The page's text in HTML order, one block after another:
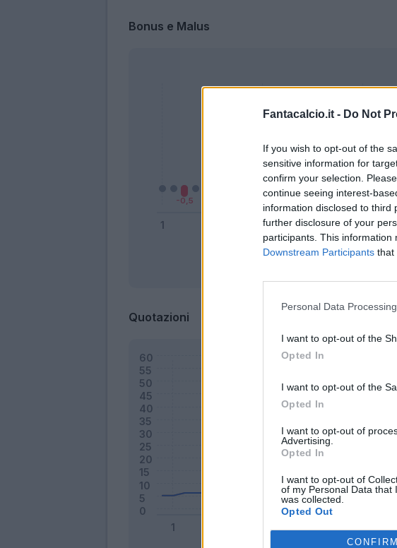
Fantacalcio.it - Do Not
If you wish to opt-out of the
sensitive information for
confirm your selection.
continue seeing interest-
information disclosed to third
further disclosure of your
participants. This
Downstream Participants that
Personal Data
I want to opt-out of the
Opted In
I want to opt-out of the
Opted In
I want to opt-out of
Advertising.
Opted In
I want to opt-out of
of my Personal Data that
was collected.
Opted Out
CONFIRM
Bonus e Malus
Quotazioni